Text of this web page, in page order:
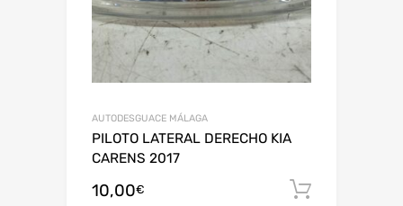
AUTODESGUACE MÁLAGA
PILOTO LATERAL DERECHO KIA
CARENS 2017
10,00€